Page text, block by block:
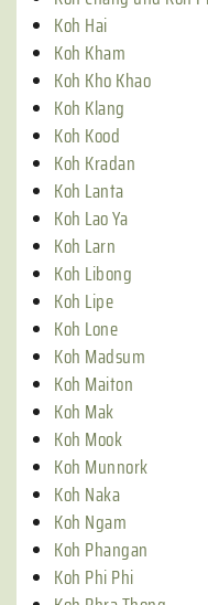
Koh Hai
Koh Kham
Koh Kho Khao
Koh Klang
Koh Kood
Koh Kradan
Koh Lanta
Koh Lao Ya
Koh Larn
Koh Libong
Koh Lipe
Koh Lone
Koh Madsum
Koh Maiton
Koh Mak
Koh Mook
Koh Munnork
Koh Naka
Koh Ngam
Koh Phangan
Koh Phi Phi